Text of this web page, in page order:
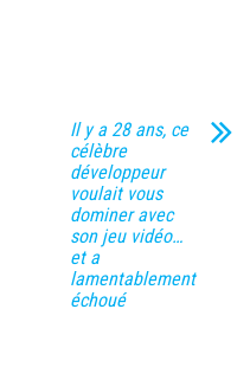
Il y a 28 ans, ce
célèbre
développeur
voulait vous
dominer avec
son jeu vidéo…
et a
lamentablement
échoué